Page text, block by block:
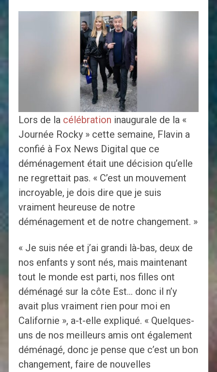
Lors de la célébration inaugurale de la «
Journée Rocky » cette semaine, Flavin a
confié à Fox News Digital que ce
déménagement était une décision qu’elle
ne regrettait pas. « C’est un mouvement
incroyable, je dois dire que je suis
vraiment heureuse de notre
déménagement et de notre changement. »
« Je suis née et j’ai grandi là-bas, deux de
nos enfants y sont nés, mais maintenant
tout le monde est parti, nos filles ont
déménagé sur la côte Est… donc il n’y
avait plus vraiment rien pour moi en
Californie », a-t-elle expliqué. « Quelques-
uns de nos meilleurs amis ont également
déménagé, donc je pense que c’est un bon
changement, faire de nouvelles